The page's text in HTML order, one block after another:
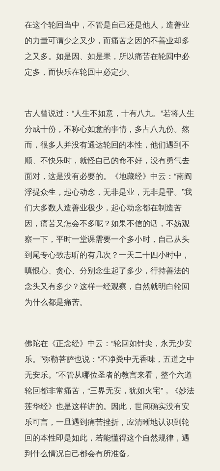
在这个轮回当中，不管是自己还是他人，造善业
的力量可谓少之又少，而痛苦之因的不善业却多
之又多。如是因、如是果，所以痛苦在轮回中必
定多，而快乐在轮回中必定少。
古人曾说过：“人生不如意，十有八九。”若将人生
分成十份，不称心如意的事情，多占八九份。然
而，很多人并没有通达轮回的本性，他们遇到不
顺、不快乐时，就怪自己的命不好，没有勇气去
面对，这是没有必要的。《地藏经》中云：“南阎
浮提众生，起心动念，无非是业，无非是罪。”我
们大多数人造善业极少，起心动念都在制造苦
因，痛苦又怎会不多呢？如果不信的话，不妨观
察一下，平时一堂课需要一个多小时，自己从头
到尾专心致志听的有几次？一天二十四小时中，
嗔恨心、贪心、分别念生起了多少，行持善法的
念头又有多少？这样一经观察，自然就明白轮回
为什么都是痛苦。
佛陀在《正念经》中云：“轮回如针尖，永无少安
乐。”弥勒菩萨也说：“不净粪中无香味，五道之中
无安乐。”不管从哪位圣者的教言来看，整个六道
轮回都非常痛苦，“三界无安，犹如火宅”，《妙法
莲华经》也是这样讲的。因此，世间确实没有安
乐可言，一旦遇到痛苦挫折，应清晰地认识到轮
回的本性即是如此，若能懂得这个自然规律，遇
到什么情况自己都会有所准备。